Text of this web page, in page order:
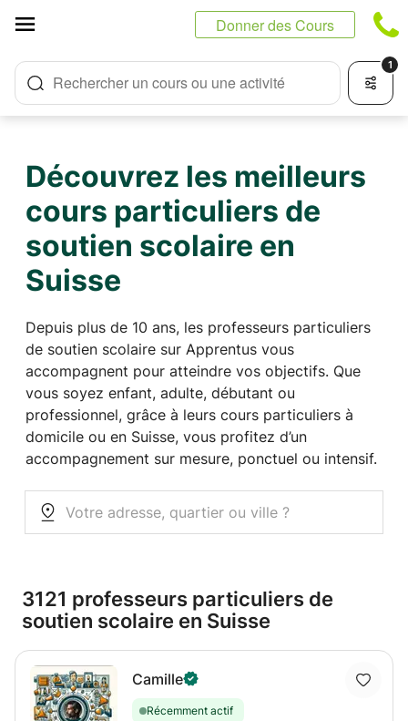
Donner des Cours
Rechercher un cours ou une activité
1
Découvrez les meilleurs
cours particuliers de
soutien scolaire en
Suisse
Depuis plus de 10 ans, les professeurs particuliers
de soutien scolaire sur Apprentus vous
accompagnent pour atteindre vos objectifs. Que
vous soyez enfant, adulte, débutant ou
professionnel, grâce à leurs cours particuliers à
domicile ou en Suisse, vous profitez d’un
accompagnement sur mesure, ponctuel ou intensif.
3121 professeurs particuliers de
soutien scolaire en Suisse
Camille
Récemment actif